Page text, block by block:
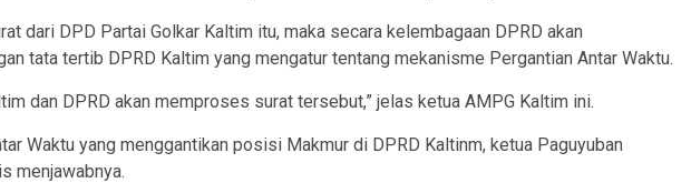
dari DPD Partai Golkar Kaltim itu, maka secara kelembagaan DPRD akan
tata tertib DPRD Kaltim yang mengatur tentang mekanisme Pergantian Antar Waktu.
dan DPRD akan memproses surat tersebut,” jelas ketua AMPG Kaltim ini.
Waktu yang menggantikan posisi Makmur di DPRD Kaltinm, ketua Paguyuban
menjawabnya.